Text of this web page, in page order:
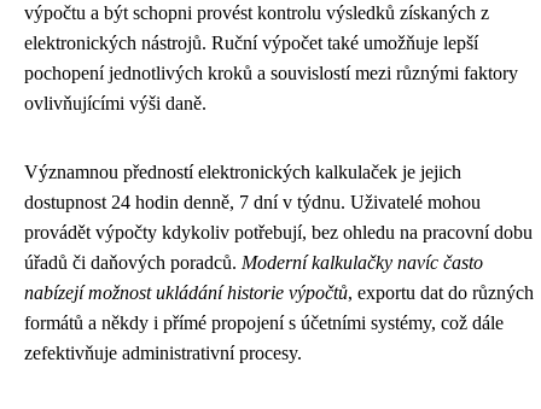
výpočtu a být schopni provést kontrolu výsledků získaných z
elektronických nástrojů. Ruční výpočet také umožňuje lepší
pochopení jednotlivých kroků a souvislostí mezi různými faktory
ovlivňujícími výši daně.
Významnou předností elektronických kalkulaček je jejich
dostupnost 24 hodin denně, 7 dní v týdnu. Uživatelé mohou
provádět výpočty kdykoliv potřebují, bez ohledu na pracovní dobu
úřadů či daňových poradců. Moderní kalkulačky navíc často
nabízejí možnost ukládání historie výpočtů, exportu dat do různých
formátů a někdy i přímé propojení s účetními systémy, což dále
zefektivňuje administrativní procesy.